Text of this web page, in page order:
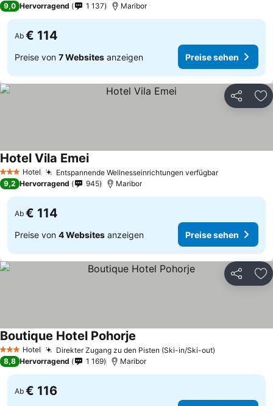
9,0 Hervorragend 1 137 Maribor
Ab € 114
Preise von 7 Websites anzeigen Preise sehen
Teilen
3 SterneHotel Entspannende Wellnesseinrichtungen verfügbar
Hotel Vila Emei
9,2 Hervorragend 945 Maribor
Ab € 114
Preise von 4 Websites anzeigen Preise sehen
Teilen
3 SterneHotel Direkter Zugang zu den Pisten (Ski-in/Ski-out)
Boutique Hotel Pohorje
8,8 Hervorragend 1 169 Maribor
Ab € 116